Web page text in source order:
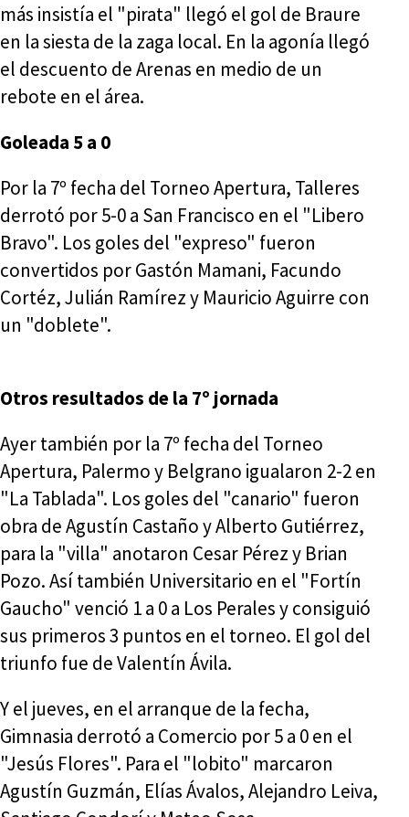
más insistía el "pirata" llegó el gol de Braure
en la siesta de la zaga local. En la agonía llegó
el descuento de Arenas en medio de un
rebote en el área.
Goleada 5 a 0
Por la 7º fecha del Torneo Apertura, Talleres
derrotó por 5-0 a San Francisco en el "Libero
Bravo". Los goles del "expreso" fueron
convertidos por Gastón Mamani, Facundo
Cortéz, Julián Ramírez y Mauricio Aguirre con
un "doblete".
Otros resultados de la 7º jornada
Ayer también por la 7º fecha del Torneo
Apertura, Palermo y Belgrano igualaron 2-2 en
"La Tablada". Los goles del "canario" fueron
obra de Agustín Castaño y Alberto Gutiérrez,
para la "villa" anotaron Cesar Pérez y Brian
Pozo. Así también Universitario en el "Fortín
Gaucho" venció 1 a 0 a Los Perales y consiguió
sus primeros 3 puntos en el torneo. El gol del
triunfo fue de Valentín Ávila.
Y el jueves, en el arranque de la fecha,
Gimnasia derrotó a Comercio por 5 a 0 en el
"Jesús Flores". Para el "lobito" marcaron
Agustín Guzmán, Elías Ávalos, Alejandro Leiva,